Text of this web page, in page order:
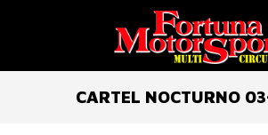
CARTEL NOCTURNO